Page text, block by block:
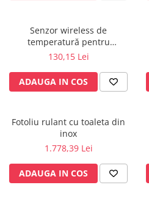
Ochelari de protectie
Gel ECO
Cabluri EKG (10 fire)
Electrozi ECG / EKG
Sonde TOCO
Vase
Spirometre
Filtre antibacteriene
Senzor wireless de
temperatură pentru
KlimaLogg Pro - 30.3181IT
130,15 Lei
ADAUGA IN COS
Fotoliu rulant cu toaleta din
inox
1.778,39 Lei
ADAUGA IN COS